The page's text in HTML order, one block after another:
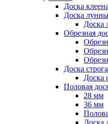
Доска
Доска
Доска
Обрезная
Доска
Доска
Половая
28 мм
36 мм
Доска